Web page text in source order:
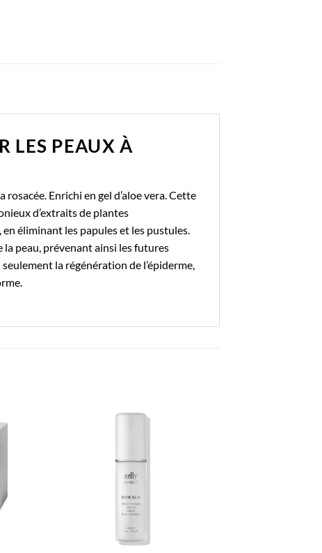
LES PEAUX À
Enrichi en gel d’aloe vera. Cette
d’extraits de plantes
éliminant les papules et les pustules.
peau, prévenant ainsi les futures
la régénération de l’épiderme,